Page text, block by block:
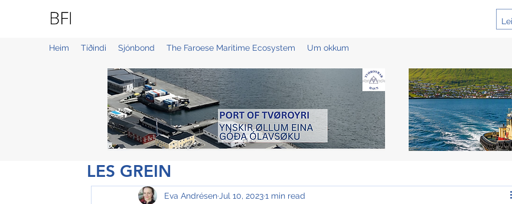
Heim Tíðindi Sjónbond The Faroese Maritime Ecosystem Um okkum
Eva Andrésen Jul 10, 20231 min read
LES GREIN